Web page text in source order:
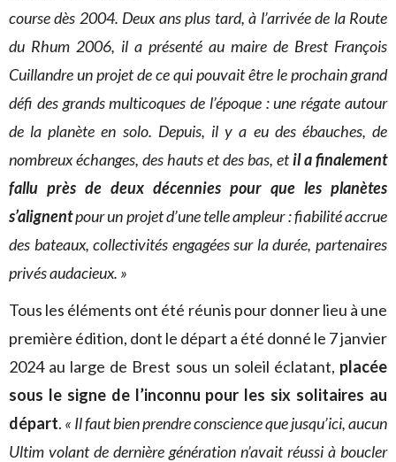
course dès 2004. Deux ans plus tard, à l’arrivée de la Route
du Rhum 2006, il a présenté au maire de Brest François
Cuillandre un projet de ce qui pouvait être le prochain grand
défi des grands multicoques de l’époque : une régate autour
de la planète en solo. Depuis, il y a eu des ébauches, de
nombreux échanges, des hauts et des bas, etil a finalement
fallu près de deux décennies pour que les planètes
s’alignentpour un projet d’une telle ampleur : fiabilité accrue
des bateaux, collectivités engagées sur la durée, partenaires
privés audacieux. »
Tous les éléments ont été réunis pour donner lieu à une
première édition, dont le départ a été donné le 7 janvier
2024 au large de Brest sous un soleil éclatant, placée
sous le signe de l’inconnu pour les six solitaires au
départ. « Il faut bien prendre conscience que jusqu’ici, aucun
Ultim volant de dernière génération n’avait réussi à boucler